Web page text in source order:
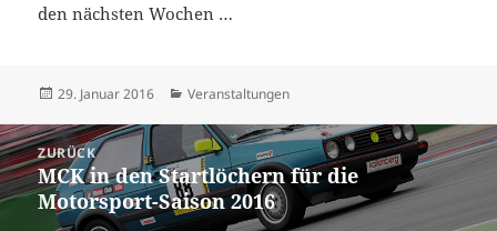
den nächsten Wochen …
Veröffentlicht
29. Januar 2016 Kategorien
Veranstaltungen
Beitragsnavigation
ZURÜCK
Vorheriger
Beitrag:
MCK in den Startlöchern für die
Motorsport-Saison 2016